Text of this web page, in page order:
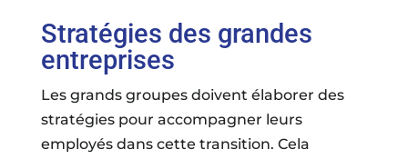
Stratégies des grandes
entreprises
Les grands groupes doivent élaborer des
stratégies pour accompagner leurs
employés dans cette transition. Cela